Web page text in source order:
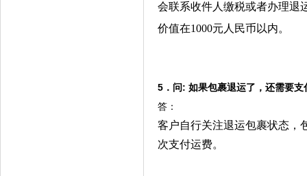
会联系收件人 缴税或者办理退
价值在1000元人民币 以内。
5．问: 如果包裹退运了，还需要支
答：
客户自行关注退运包裹状态，
次支付运费。